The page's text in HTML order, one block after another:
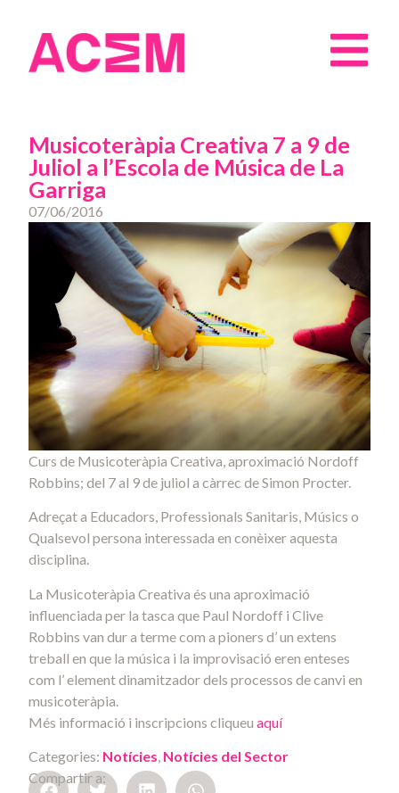
Musicoteràpia Creativa 7 a 9 de
Juliol a l’Escola de Música de La
Garriga
07/06/2016
Curs de Musicoteràpia Creativa, aproximació Nordoff
Robbins; del 7 al 9 de juliol a càrrec de Simon Procter.
Adreçat a Educadors, Professionals Sanitaris, Músics o
Qualsevol persona interessada en conèixer aquesta
disciplina.
La Musicoteràpia Creativa és una aproximació
influenciada per la tasca que Paul Nordoff i Clive
Robbins van dur a terme com a pioners d’ un extens
treball en que la música i la improvisació eren enteses
com l’ element dinamitzador dels processos de canvi en
musicoteràpia.
Més informació i inscripcions cliqueu aquí
Categories: Notícies, Notícies del Sector
Compartir a: